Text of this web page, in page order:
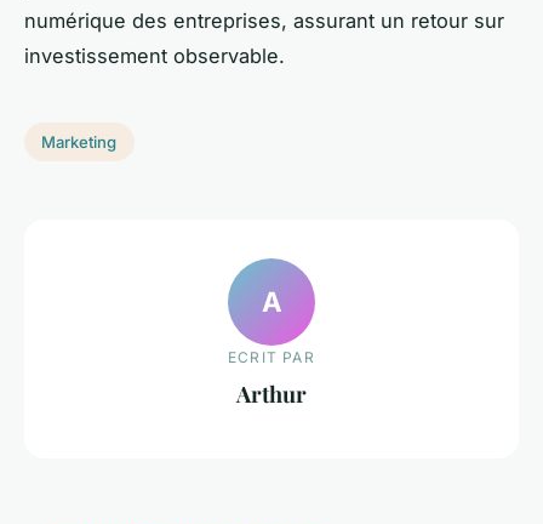
numérique des entreprises, assurant un retour sur
investissement observable.
Marketing
A
ECRIT PAR
Arthur